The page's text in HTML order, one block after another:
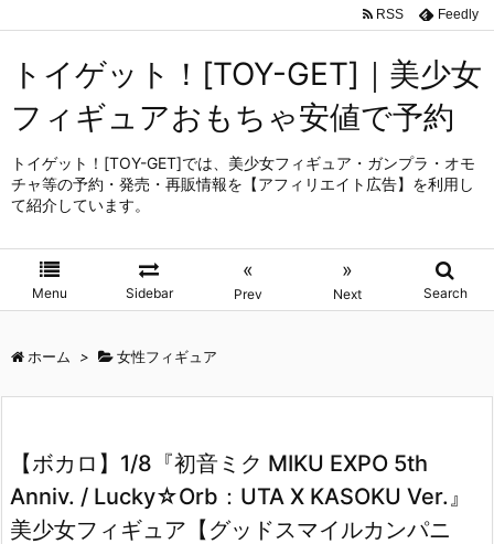
トイゲット！[TOY-GET]｜美少女
フィギュアおもちゃ安値で予約
トイゲット！[TOY-GET]では、美少女フィギュア・ガンプラ・オモ
チャ等の予約・発売・再販情報を【アフィリエイト広告】を利用し
て紹介しています。
Menu Sidebar
«
Prev
»
Next Search
RSS Feedly
ホーム > 女性フィギュア
【ボカロ】1/8『初音ミク MIKU EXPO 5th
Anniv. / Lucky☆Orb：UTA X KASOKU Ver.』
美少女フィギュア【グッドスマイルカンパニ